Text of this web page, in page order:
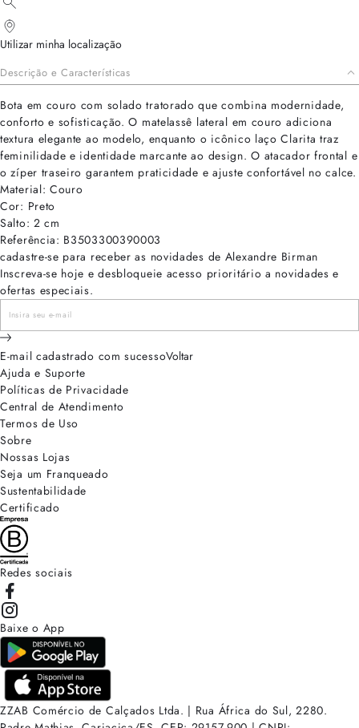
Utilizar minha localização
Descrição e Características
Bota em couro com solado tratorado que combina modernidade,
conforto e sofisticação. O matelassê lateral em couro adiciona
textura elegante ao modelo, enquanto o icônico laço Clarita traz
feminilidade e identidade marcante ao design. O atacador frontal e
o zíper traseiro garantem praticidade e ajuste confortável no calce.
Material: Couro
Cor: Preto
Salto: 2 cm
Referência: B3503300390003
cadastre-se para receber as novidades de Alexandre Birman
Inscreva-se hoje e desbloqueie acesso prioritário a novidades e
ofertas especiais.
E-mail cadastrado com sucessoVoltar
Ajuda e Suporte
Políticas de Privacidade
Central de Atendimento
Termos de Uso
Sobre
Nossas Lojas
Seja um Franqueado
Sustentabilidade
Certificado
Redes sociais
Baixe o App
ZZAB Comércio de Calçados Ltda. | Rua África do Sul, 2280.